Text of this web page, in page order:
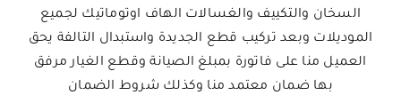
السخان والتكييف والغسالات الهاف اوتوماتيك لجميع
الموديلات وبعد تركيب قطع الجديدة واستبدال التالفة يحق
العميل منا على فاتورة بمبلغ الصيانة وقطع الغيار مرفق
بها ضمان معتمد منا وكذلك شروط الضمان